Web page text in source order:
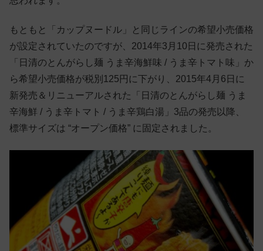
もともと「カップヌードル」と同じラインの希望小売価格
が設定されていたのですが、2014年3月10日に発売された
「日清のとんがらし麺 うま辛海鮮味 / うま辛トマト味」か
ら希望小売価格が税別125円に下がり、2015年4月6日に
新発売＆リニューアルされた「日清のとんがらし麺 うま
辛海鮮 / うま辛トマト / うま辛鶏白湯」3品の発売以降、
標準サイズは “オープン価格” に固定されました。